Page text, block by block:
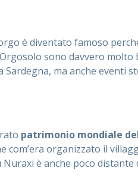
è diventato famoso
sono davvero
ma anche eventi
patrimonio mondiale
com’era organizzato il
è anche poco distante